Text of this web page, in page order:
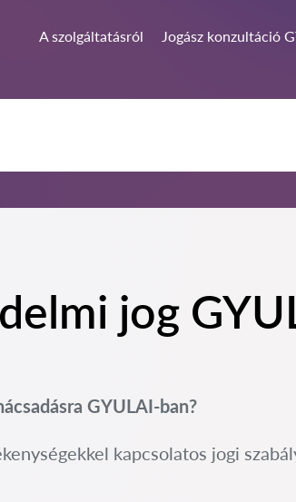
A szolgáltatásról Jogász konzultáció
jog
GYULAI-ban?
kapcsolatos jogi